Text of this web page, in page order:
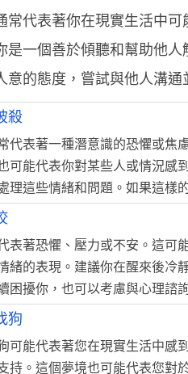
常代表著你在現實生活中
是一個善於傾聽和幫助他
意的態度，嘗試與他人溝通
殺
代表著一種潛意識的恐懼或焦
可能代表你對某些人或情況感
理這些情緒和問題。如果這樣
表著恐懼、壓力或不安。這可
緒的表現。建議你在醒來後冷
困擾你，也可以考慮與心理諮
狗
可能代表著您在現實生活中感
持。這個夢境也可能代表您對